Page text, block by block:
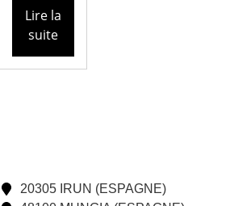
Lire la
suite
20305 IRUN (ESPAGNE)